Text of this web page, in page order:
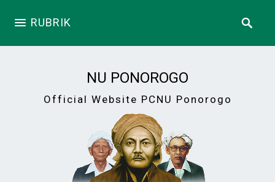
RUBRIK
NU PONOROGO
Official Website PCNU Ponorogo